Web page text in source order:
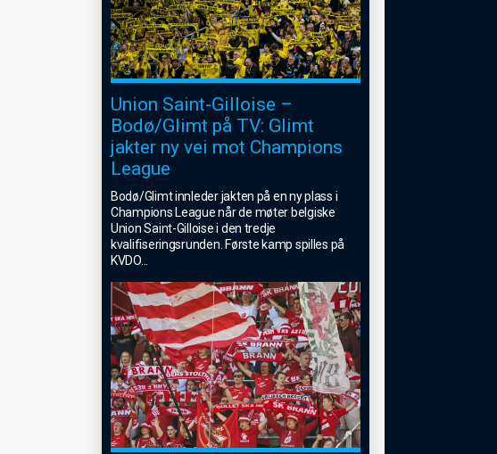
Union Saint-Gilloise –
Bodø/Glimt på TV: Glimt
jakter ny vei mot Champions
League
Bodø/Glimt innleder jakten på en ny plass i
Champions League når de møter belgiske
Union Saint-Gilloise i den tredje
kvalifiseringsrunden. Første kamp spilles på
KVDO...